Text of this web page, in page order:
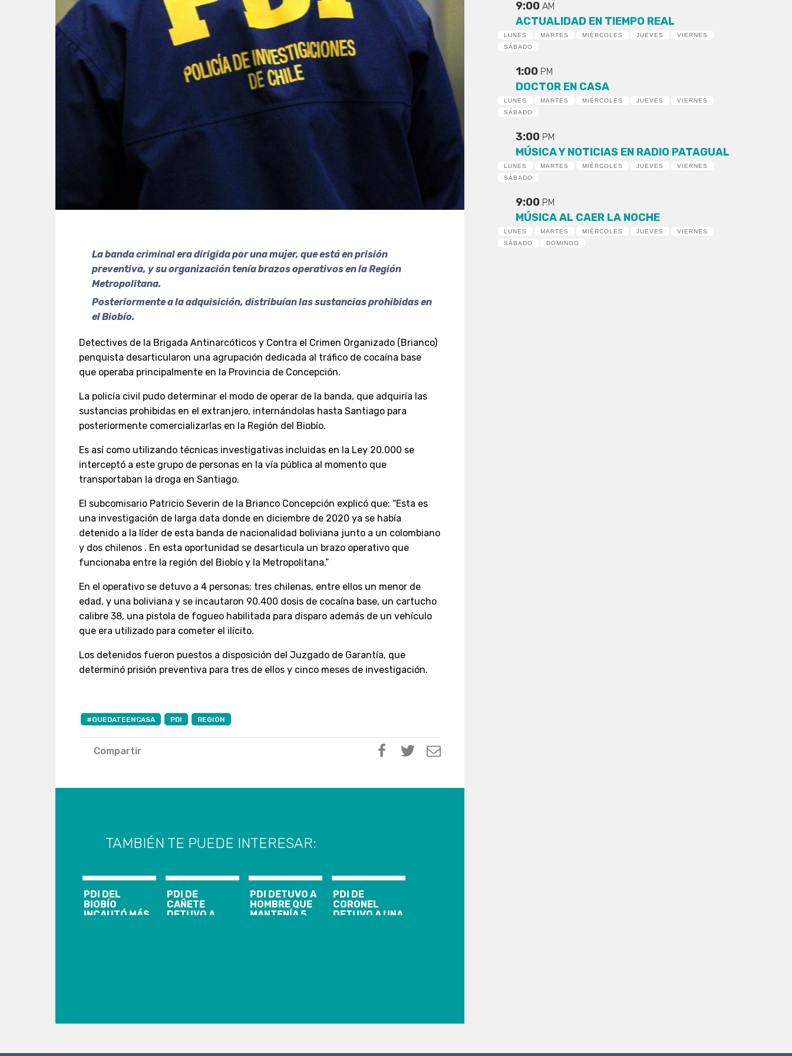
La banda criminal era dirigida por una mujer, que está en prisión
preventiva, y su organización tenía brazos operativos en la Región
Metropolitana.
Posteriormente a la adquisición, distribuían las sustancias prohibidas en
el Biobío.
Detectives de la Brigada Antinarcóticos y Contra el Crimen Organizado (Brianco)
penquista desarticularon una agrupación dedicada al tráfico de cocaína base
que operaba principalmente en la Provincia de Concepción.
La policía civil pudo determinar el modo de operar de la banda, que adquiría las
sustancias prohibidas en el extranjero, internándolas hasta Santiago para
posteriormente comercializarlas en la Región del Biobío.
Es así como utilizando técnicas investigativas incluidas en la Ley 20.000 se
interceptó a este grupo de personas en la vía pública al momento que
transportaban la droga en Santiago.
El subcomisario Patricio Severin de la Brianco Concepción explicó que: “Esta es
una investigación de larga data donde en diciembre de 2020 ya se había
detenido a la líder de esta banda de nacionalidad boliviana junto a un colombiano
y dos chilenos . En esta oportunidad se desarticula un brazo operativo que
funcionaba entre la región del Biobío y la Metropolitana.”
En el operativo se detuvo a 4 personas; tres chilenas, entre ellos un menor de
edad, y una boliviana y se incautaron 90.400 dosis de cocaína base, un cartucho
calibre 38, una pistola de fogueo habilitada para disparo además de un vehículo
que era utilizado para cometer el ilícito.
Los detenidos fueron puestos a disposición del Juzgado de Garantía, que
determinó prisión preventiva para tres de ellos y cinco meses de investigación.
#QUEDATEENCASA PDI REGION
Compartir
TAMBIÉN TE PUEDE INTERESAR:
PDI DEL
BIOBÍO
INCAUTÓ MÁS
PDI DE
CAÑETE
DETUVO A
PDI DETUVO A
HOMBRE QUE
MANTENÍA 5
PDI DE
CORONEL
DETUVO A UNA
9:00AM
ACTUALIDAD EN TIEMPO REAL
LUNES MARTES MIÉRCOLES JUEVES
VIERNES
SÁBADO
1:00 PM
DOCTOR EN CASA
LUNES MARTES MIÉRCOLES JUEVES
VIERNES
SÁBADO
3:00 PM
MÚSICA Y NOTICIAS EN RADIO PATAGUAL
LUNES MARTES MIÉRCOLES JUEVES
VIERNES
SÁBADO
9:00 PM
MÚSICA AL CAER LA NOCHE
LUNES MARTES MIÉRCOLES JUEVES
VIERNES
SÁBADO
DOMINGO